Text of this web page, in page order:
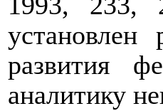
установлен
развития
аналитику